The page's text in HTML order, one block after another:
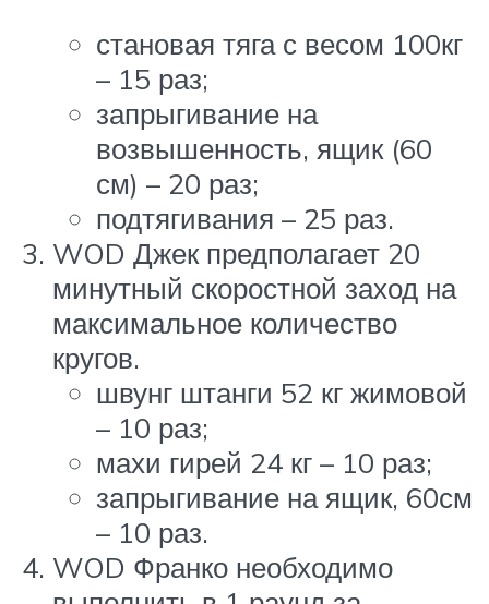
становая тяга с весом 100кг
– 15 раз;
запрыгивание на
возвышенность, ящик (60
см) – 20 раз;
подтягивания – 25 раз.
WOD Джек предполагает 20
минутный скоростной заход на
максимальное количество
кругов.
швунг штанги 52 кг жимовой
– 10 раз;
махи гирей 24 кг – 10 раз;
запрыгивание на ящик, 60см
– 10 раз.
WOD Франко необходимо